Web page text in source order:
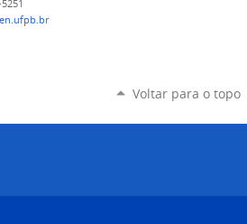
Voltar para o topo